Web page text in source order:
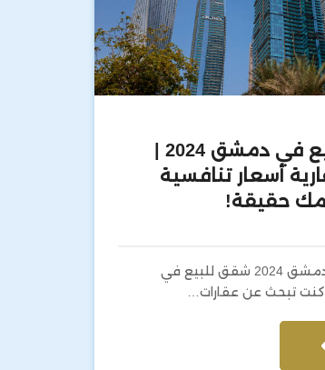
أسعار تنافسية
حقيقة!
شقق للبيع في دمشق 2024 شقق للبيع في